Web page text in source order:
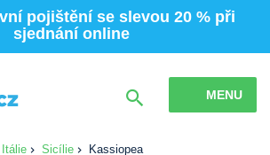
pojištění se slevou 20 % při
sjednání online
MENU
Itálie Sicílie Kassiopea